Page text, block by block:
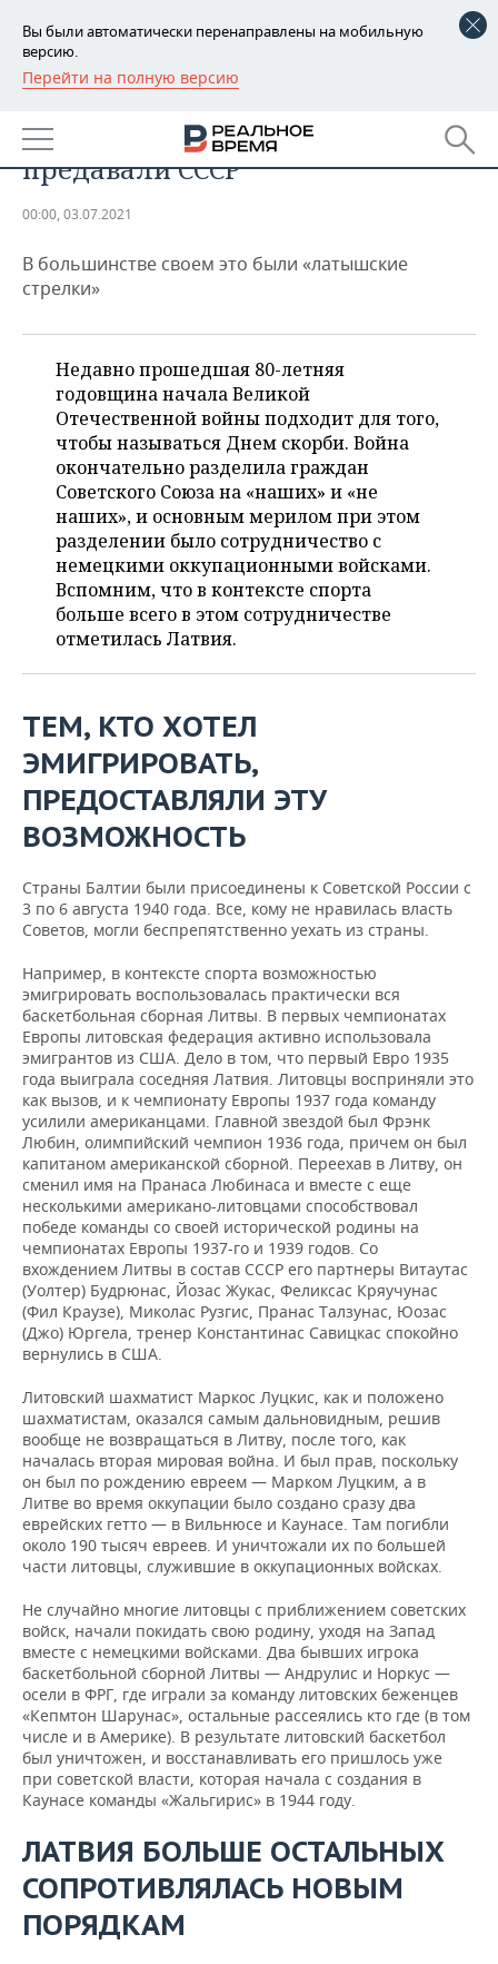
Вы были автоматически перенаправлены на мобильную
версию.
Перейти на полную версию
РЕГИОНЫ
БАШКОРТОСТАН
ТАТАРСТАН
НОВОСТИ
АНАЛИТИКА
ДЕКЛАРАЦИИ О ДОХОДАХ
КОРОЛИ ГОСЗАКАЗА ПФО
ВУЗЫ ТАТАРСТАНА
КОМУ ПРИНАДЛЕЖАТ
ТОРГОВЫЕ ЦЕНТРЫ
ТАТАРСТАНА
НОВОСТИ ЭКОНОМИКИ
ФИНАНСЫ
БАНКИ
БЮДЖЕТ
ИНВЕСТИЦИИ
ПРОМЫШЛЕННОСТЬ
НОВОСТИ
АГРОПРОМ
МАШИНОСТРОЕНИЕ
НЕФТЕХИМИЯ
НЕФТЬ
ОПК
НЕДВИЖИМОСТЬ
НОВОСТИ НЕДВИЖИМОСТИ
АВТО
НОВОСТИ АВТО
БИЗНЕС
НОВОСТИ БИЗНЕСА
РОЗНИЧНАЯ ТОРГОВЛЯ
ТРАНСПОРТ
УСЛУГИ
ТЕХНОЛОГИИ
НОВОСТИ ТЕХНОЛОГИЙ
МЕДИА
МЕРОПРИЯТИЯ
НОВОСТИ МЕРОПРИЯТИЙ
ВЫЕЗДНАЯ РЕДАКЦИЯ
ONLINE-КОНФЕРЕНЦИИ
ОТКРЫТАЯ ЛЕКЦИЯ
СПОРТ
НОВОСТИ СПОРТА
ХОККЕЙ
БАСКЕТБОЛ
ВОЛЕЙБОЛ
КИБЕРСПОРТ
ВОДНЫЕ ВИДЫ СПОРТА
ХОККЕЙ С МЯЧОМ
ОБЩЕСТВО
ВЛАСТЬ
ИНФРАСТРУКТУРА
ИСТОРИЯ
КУЛЬТУРА
ОБРАЗОВАНИЕ
ПРОИСШЕСТВИЯ
СЮЖЕТЫ
СПРАВОЧНИК
СПИСОК ПЕРСОН
СПИСОК КОМПАНИЙ
ПОЛНАЯ ВЕРСИЯ
Как прибалтийские спортсмены
предавали СССР
00:00, 03.07.2021
В большинстве своем это были «латышские
стрелки»
Недавно прошедшая 80-летняя
годовщина начала Великой
Отечественной войны подходит для того,
чтобы называться Днем скорби. Война
окончательно разделила граждан
Советского Союза на «наших» и «не
наших», и основным мерилом при этом
разделении было сотрудничество с
немецкими оккупационными войсками.
Вспомним, что в контексте спорта
больше всего в этом сотрудничестве
отметилась Латвия.
ТЕМ, КТО ХОТЕЛ
ЭМИГРИРОВАТЬ,
ПРЕДОСТАВЛЯЛИ ЭТУ
ВОЗМОЖНОСТЬ
Страны Балтии были присоединены к Советской России с
3 по 6 августа 1940 года. Все, кому не нравилась власть
Советов, могли беспрепятственно уехать из страны.
Например, в контексте спорта возможностью
эмигрировать воспользовалась практически вся
баскетбольная сборная Литвы. В первых чемпионатах
Европы литовская федерация активно использовала
эмигрантов из США. Дело в том, что первый Евро 1935
года выиграла соседняя Латвия. Литовцы восприняли это
как вызов, и к чемпионату Европы 1937 года команду
усилили американцами. Главной звездой был Фрэнк
Любин, олимпийский чемпион 1936 года, причем он был
капитаном американской сборной. Переехав в Литву, он
сменил имя на Пранаса Любинаса и вместе с еще
несколькими американо-литовцами способствовал
победе команды со своей исторической родины на
чемпионатах Европы 1937-го и 1939 годов. Со
вхождением Литвы в состав СССР его партнеры Витаутас
(Уолтер) Будрюнас, Йозас Жукас, Феликсас Кряучунас
(Фил Краузе), Миколас Рузгис, Пранас Талзунас, Юозас
(Джо) Юргела, тренер Константинас Савицкас спокойно
вернулись в США.
Литовский шахматист Маркос Луцкис, как и положено
шахматистам, оказался самым дальновидным, решив
вообще не возвращаться в Литву, после того, как
началась вторая мировая война. И был прав, поскольку
он был по рождению евреем — Марком Луцким, а в
Литве во время оккупации было создано сразу два
еврейских гетто — в Вильнюсе и Каунасе. Там погибли
около 190 тысяч евреев. И уничтожали их по большей
части литовцы, служившие в оккупационных войсках.
Не случайно многие литовцы с приближением советских
войск, начали покидать свою родину, уходя на Запад
вместе с немецкими войсками. Два бывших игрока
баскетбольной сборной Литвы — Андрулис и Норкус —
осели в ФРГ, где играли за команду литовских беженцев
«Кепмтон Шарунас», остальные рассеялись кто где (в том
числе и в Америке). В результате литовский баскетбол
был уничтожен, и восстанавливать его пришлось уже
при советской власти, которая начала с создания в
Каунасе команды «Жальгирис» в 1944 году.
ЛАТВИЯ БОЛЬШЕ ОСТАЛЬНЫХ
СОПРОТИВЛЯЛАСЬ НОВЫМ
ПОРЯДКАМ